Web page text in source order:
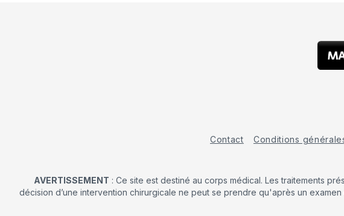
Contact Conditions
AVERTISSEMENT : Ce site est destiné au corps médical. Les traitements
décision d’une intervention chirurgicale ne peut se prendre qu'après un